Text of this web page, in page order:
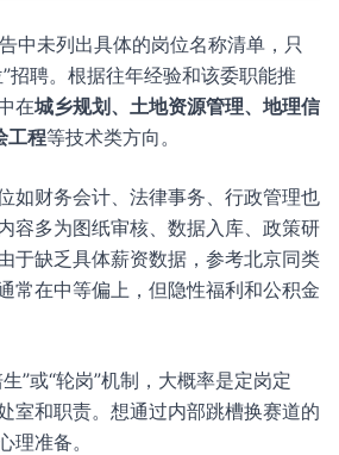
中未列出具体的岗位名称清单，只
招聘。根据往年经验和该委职能推
在城乡规划、土地资源管理、地理信
工程等技术类方向。
如财务会计、法律事务、行政管理也
容多为图纸审核、数据入库、政策研
于缺乏具体薪资数据，参考北京同类
常在中等偏上，但隐性福利和公积金
”或“轮岗”机制，大概率是定岗定
室和职责。想通过内部跳槽换赛道的
理准备。